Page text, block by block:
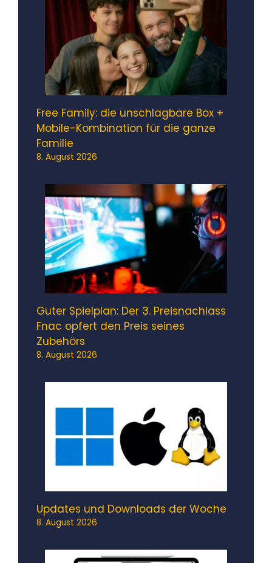
Free Family: die unschlagbare Box +
Mobile-Kombination für die ganze
Familie
8. August 2026
Guter Spielplan: Der 3. Preisnachlass
Fnac opfert den Preis seines
Zubehörs
8. August 2026
Updates und Downloads der Woche
8. August 2026